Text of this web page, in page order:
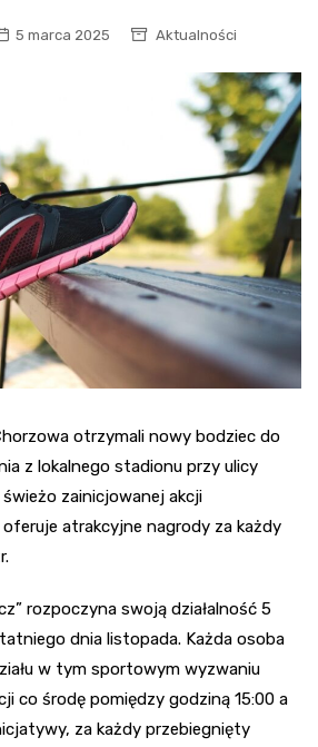
5 marca 2025 Aktualności
otrzymali nowy bodziec do
z lokalnego stadionu przy ulicy
zainicjowanej akcji
oferuje atrakcyjne nagrody za każdy
rozpoczyna swoją działalność 5
dnia listopada. Każda osoba
w tym sportowym wyzwaniu
co środę pomiędzy godziną 15:00 a
za każdy przebiegnięty